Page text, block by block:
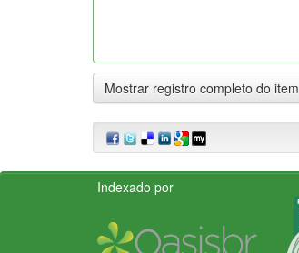
Mostrar registro completo do item
Indexado por